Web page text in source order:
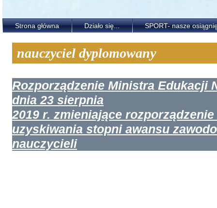
Strona główna Działo się... SPORT- nasze
nauczyciel dyplomowany
Rozporządzenie Ministra Edukacji
dnia 23 sierpnia
2019 r. zmieniające
uzyskiwania stopni awansu
nauczycieli